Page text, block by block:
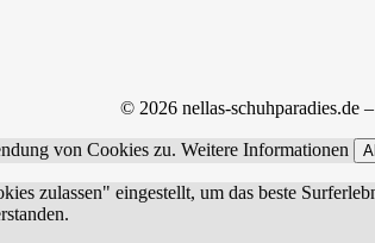
© 2026 nellas-schuhparadies.de –
von Cookies zu. Weitere Informationen
zulassen" eingestellt, um das beste